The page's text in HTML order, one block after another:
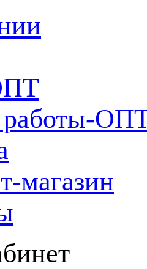
работы-
магазин